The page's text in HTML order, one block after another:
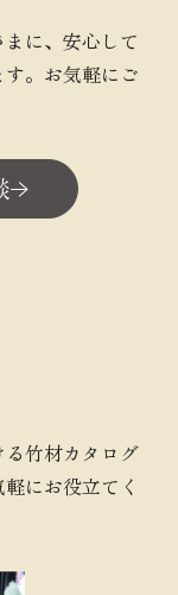
に、安心して
。お気軽にご
竹材カタログ
にお役立てく